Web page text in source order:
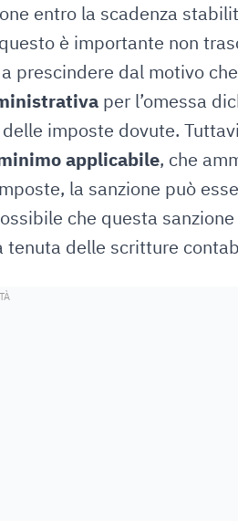
entro la scadenza
è importante non
prescindere dal motivo
per l’omessa
imposte dovute.
applicabile, che
la sanzione può
che questa sanzione
delle scritture